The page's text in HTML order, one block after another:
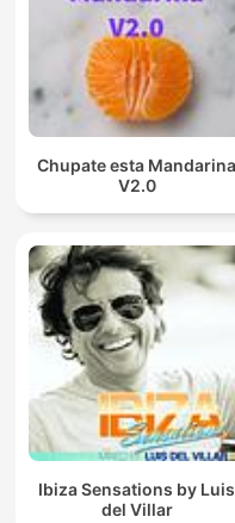
Chupate esta Mandarina
V2.0
Ibiza Sensations by Luis
del Villar